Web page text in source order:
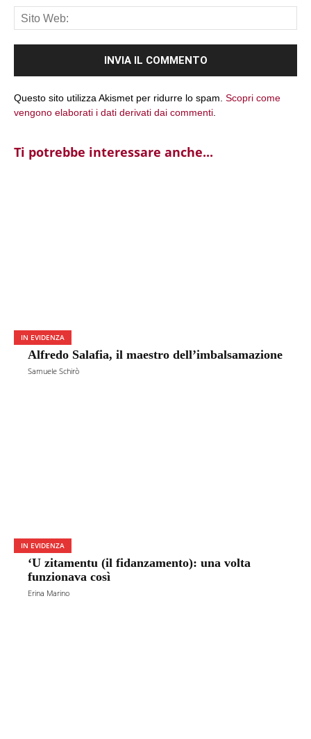
Questo sito utilizza Akismet per ridurre lo spam. Scopri come
vengono elaborati i dati derivati dai commenti
Ti potrebbe interessare anche...
IN EVIDENZA
Alfredo Salafia, il maestro dell’imbalsamazione
Samuele Schirò
IN EVIDENZA
‘U zitamentu (il fidanzamento): una volta
funzionava così
Erina Marino